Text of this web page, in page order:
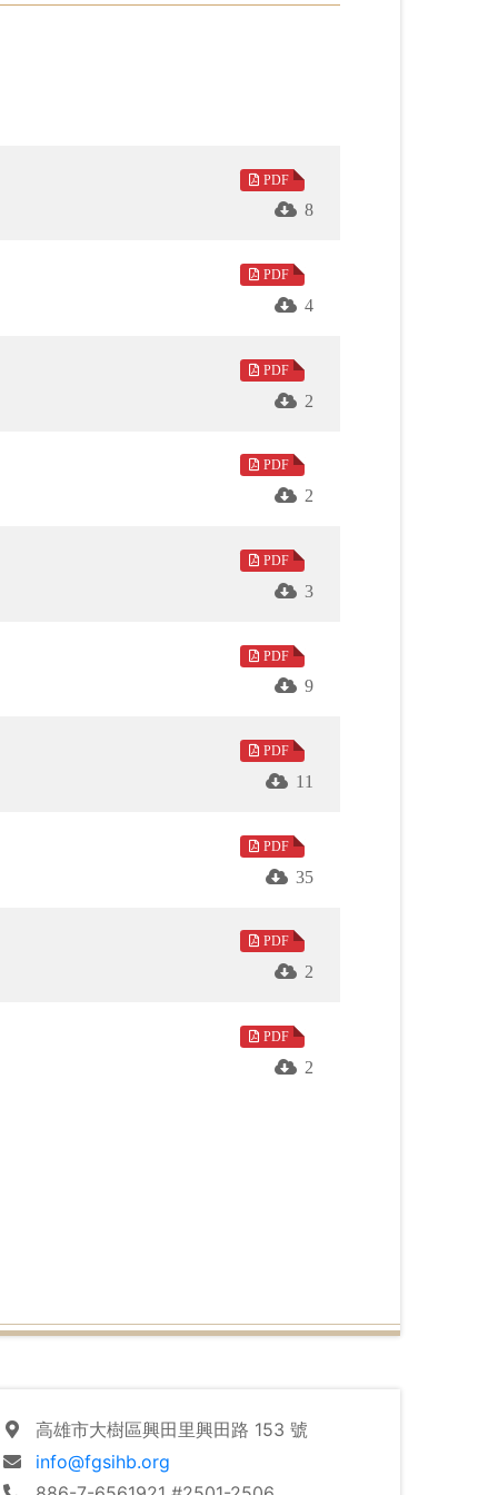
，有胸量有器度，如此方堪為一名成功
方範式的盲點和誤區，並指出佛教文明
視角分析，得出海上絲路與大運河為中
師針對生死問題的全面開示，發現人間
讀者透過該書序言，一窺闡發全書議題
刊登。
，唯有將這份患得患失放下，才能解脫
一場邀約、一次12小時對談……，交織出
星雲大師！」
及佛光童軍團，如何在開山祖師星雲大
露的修行心跡，值得一讀再讀！
大洲佛光道場的開創與發展；其二，可
〈佛陀的標月指〉提出「佛陀還沒成佛之
的行旅隨筆，記述半條絲路見聞，從中
PDF
8
PDF
4
PDF
2
PDF
2
PDF
3
PDF
9
PDF
11
PDF
35
PDF
2
PDF
2
高雄市大樹區興田里興田路 153 號
info@fgsihb.org